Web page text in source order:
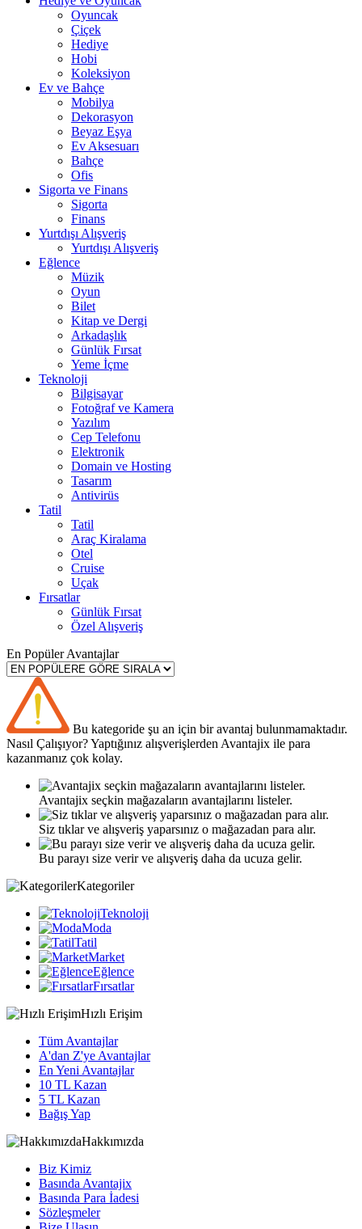
Oyuncak
Çiçek
Hediye
Hobi
Koleksiyon
Ev ve Bahçe
Mobilya
Dekorasyon
Beyaz Eşya
Ev Aksesuarı
Bahçe
Ofis
Sigorta ve Finans
Sigorta
Finans
Yurtdışı Alışveriş
Yurtdışı Alışveriş
Eğlence
Müzik
Oyun
Bilet
Kitap ve Dergi
Arkadaşlık
Günlük Fırsat
Yeme İçme
Teknoloji
Bilgisayar
Fotoğraf ve Kamera
Yazılım
Cep Telefonu
Elektronik
Domain ve Hosting
Tasarım
Antivirüs
Tatil
Tatil
Araç Kiralama
Otel
Cruise
Uçak
Fırsatlar
Günlük Fırsat
Özel Alışveriş
En Popüler Avantajlar
Bu kategoride şu an için bir avantaj bulunmamaktadır.
Nasıl Çalışıyor?Yaptığınız alışverişlerden Avantajix ile para
kazanmanız çok kolay.
Avantajix seçkin mağazaların avantajlarını listeler.
Siz tıklar ve alışveriş yaparsınız o mağazadan para alır.
Bu parayı size verir ve alışveriş daha da ucuza gelir.
Kategoriler
Teknoloji
Moda
Tatil
Market
Eğlence
Fırsatlar
Hızlı Erişim
Tüm Avantajlar
A'dan Z'ye Avantajlar
En Yeni Avantajlar
10 TL Kazan
5 TL Kazan
Bağış Yap
Hakkımızda
Biz Kimiz
Basında Avantajix
Basında Para İadesi
Sözleşmeler